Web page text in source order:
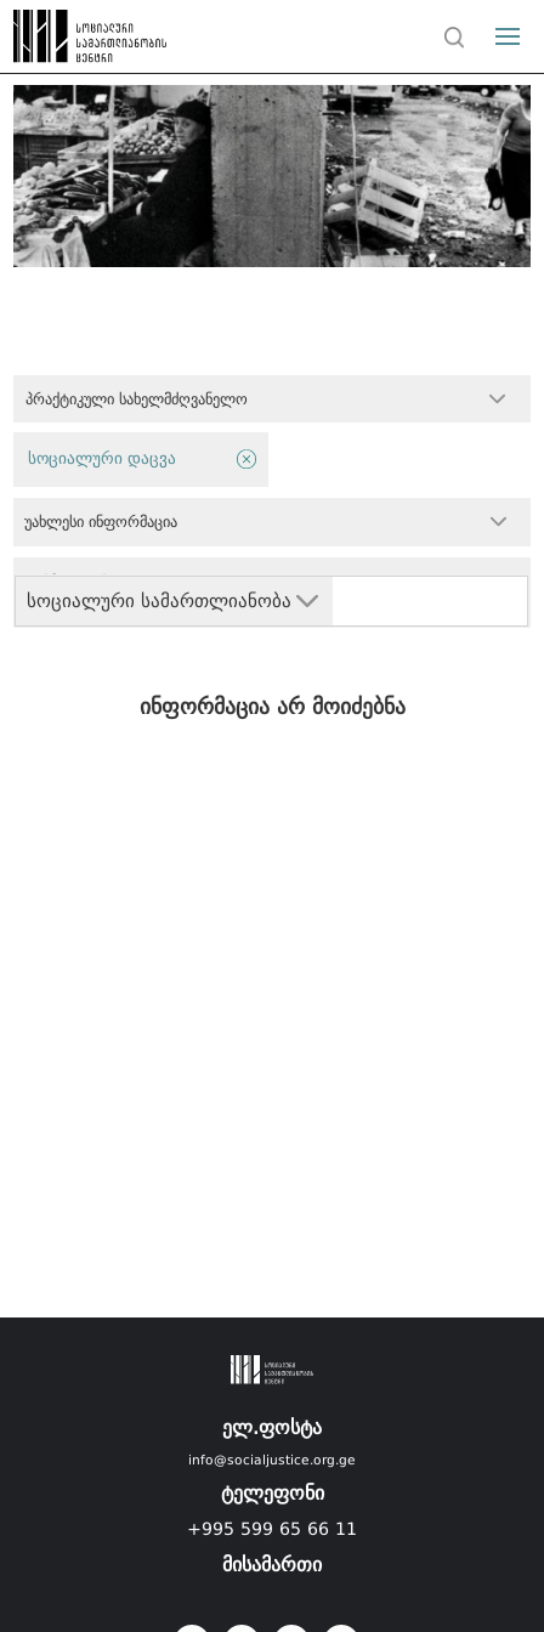
პრაქტიკული სახელმძღვანელო
სოციალური სამართლიანობა
სოციალური დაცვა
უახლესი ინფორმაცია
ინფორმაცია არ მოიძებნა
ელ.ფოსტა
info@socialjustice.org.ge
ტელეფონი
+995 599 65 66 11
მისამართი